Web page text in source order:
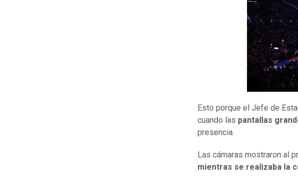
Esto porque el Jefe de
cuando las pantallas
presencia.
Las cámaras mostraron al
mientras se realizaba la